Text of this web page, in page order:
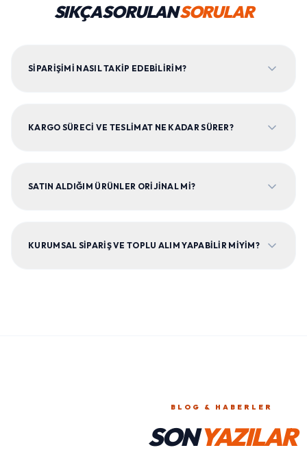
SIKÇA SORULANSORULAR
SIPARIŞIMI NASIL TAKIP EDEBILIRIM?
KARGO SÜRECI VE TESLIMAT NE KADAR SÜRER?
SATIN ALDIĞIM ÜRÜNLER ORIJINAL MI?
KURUMSAL SIPARIŞ VE TOPLU ALIM YAPABILIR MIYIM?
BLOG & HABERLER
SONYAZILAR